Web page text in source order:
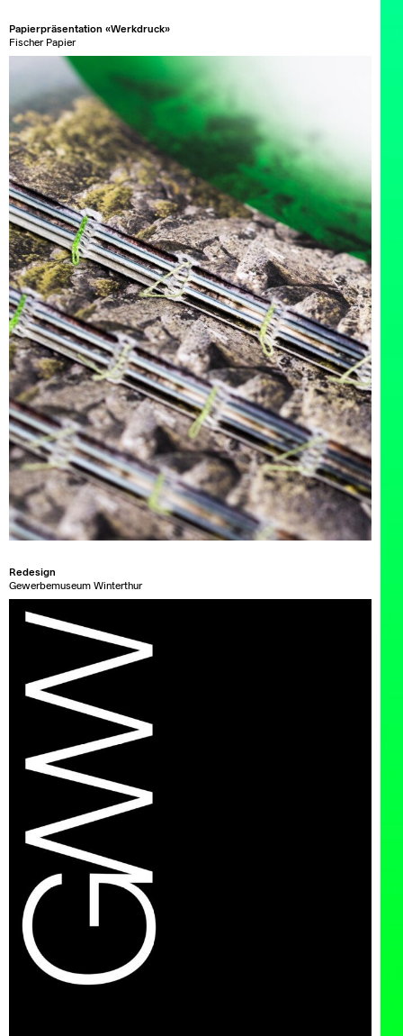
Papierpräsentation «Werkdruck»
Fischer Papier
Redesign
Gewerbemuseum Winterthur